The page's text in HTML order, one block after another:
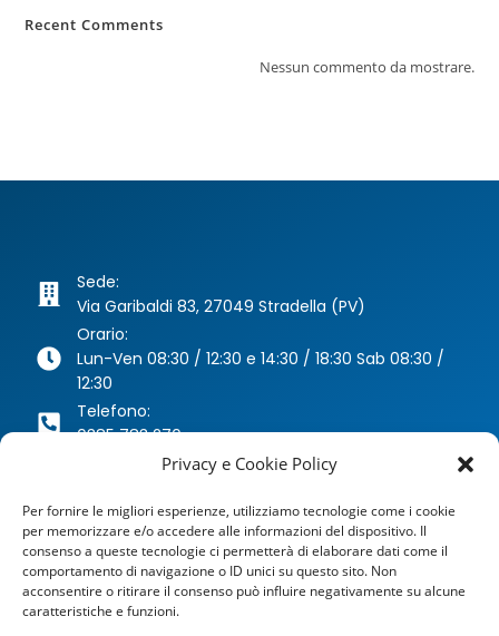
Privacy e Cookie Policy
Per fornire le migliori esperienze, utilizziamo tecnologie come i cookie
per memorizzare e/o accedere alle informazioni del dispositivo. Il
consenso a queste tecnologie ci permetterà di elaborare dati come il
comportamento di navigazione o ID unici su questo sito. Non
acconsentire o ritirare il consenso può influire negativamente su alcune
caratteristiche e funzioni.
Recent Comments
Nessun commento da mostrare.
Sede:
Via Garibaldi 83, 27049 Stradella (PV)
Orario:
Lun-Ven 08:30 / 12:30 e 14:30 / 18:30 Sab 08:30 /
12:30
Telefono:
0385 783 270
Email:
agenzia@dragoniassicurazioni.it
PEC:
dragoniassicurazioni@pec.it